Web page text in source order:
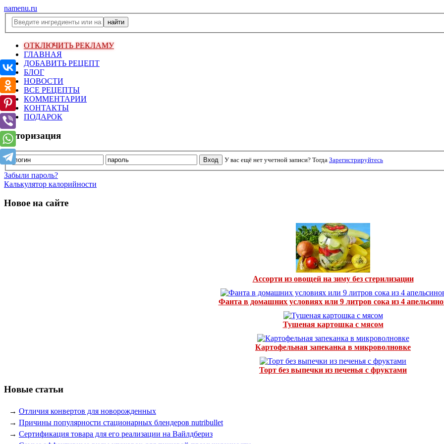
namenu.ru
ОТКЛЮЧИТЬ РЕКЛАМУ
ГЛАВНАЯ
ДОБАВИТЬ РЕЦЕПТ
БЛОГ
НОВОСТИ
ВСЕ РЕЦЕПТЫ
КОММЕНТАРИИ
КОНТАКТЫ
ПОДАРОК
Авторизация
У вас ещё нет учетной записи? Тогда Зарегистрируйтесь
Забыли пароль?
Калькулятор калорийности
Новое на сайте
Ассорти из овощей на зиму без стерилизации
Фанта в домашних условиях или 9 литров сока из 4
Тушеная картошка с мясом
Картофельная запеканка в микроволновке
Торт без выпечки из печенья с фруктами
Новые статьи
→ Отличия конвертов для новорожденных
→ Причины популярности стационарных блендеров nutribullet
→ Сертификация товара для его реализации на Вайлдбериз